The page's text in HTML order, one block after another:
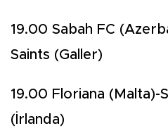
19.00 Sabah FC
Saints (Galler)
19.00 Floriana (Malta)-
(İrlanda)